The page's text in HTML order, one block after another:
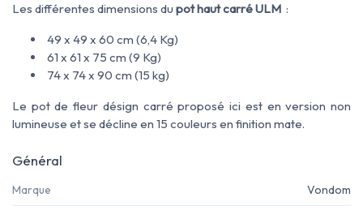
Les différentes dimensions du pot haut carré ULM :
49 x 49 x 60 cm (6,4 Kg)
61 x 61 x 75 cm (9 Kg)
74 x 74 x 90 cm (15 kg)
Le pot de fleur désign carré proposé ici est en version non
lumineuse et se décline en 15 couleurs en finition mate.
Général
Marque Vondom